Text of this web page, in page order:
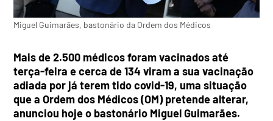
Miguel Guimarães, bastonário da Ordem dos Médicos
Mais de 2.500 médicos foram vacinados até
terça-feira e cerca de 134 viram a sua vacinação
adiada por já terem tido covid-19, uma situação
que a Ordem dos Médicos (OM) pretende alterar,
anunciou hoje o bastonário Miguel Guimarães.